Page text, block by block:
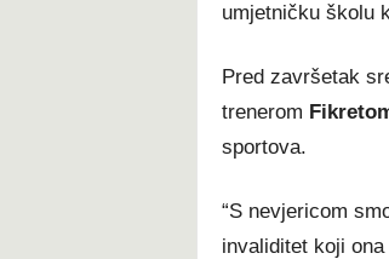
umjetničku školu
Pred završetak
trenerom
sportova.
“S nevjericom
invaliditet koji ona